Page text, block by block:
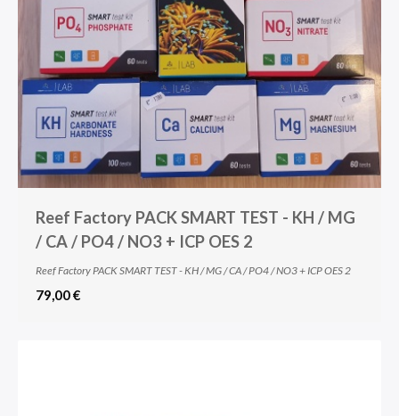
Reef Factory PACK SMART TEST - KH / MG
/ CA / PO4 / NO3 + ICP OES 2
Reef Factory PACK SMART TEST - KH / MG / CA / PO4 / NO3 + ICP OES 2
79,00 €